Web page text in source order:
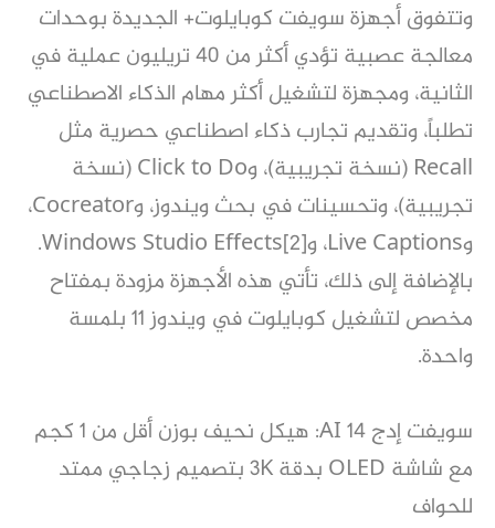
وتتفوق أجهزة سويفت كوبايلوت+ الجديدة بوحدات
معالجة عصبية تؤدي أكثر من 40 تريليون عملية في
الثانية، ومجهزة لتشغيل أكثر مهام الذكاء الاصطناعي
تطلباً، وتقديم تجارب ذكاء اصطناعي حصرية مثل
Recall (نسخة تجريبية)، وClick to Do (نسخة
تجريبية)، وتحسينات في بحث ويندوز، وCocreator،
وLive Captions، وWindows Studio Effects[2].
بالإضافة إلى ذلك، تأتي هذه الأجهزة مزودة بمفتاح
مخصص لتشغيل كوبايلوت في ويندوز 11 بلمسة
واحدة.
سويفت إدج 14 AI: هيكل نحيف بوزن أقل من 1 كجم
مع شاشة OLED بدقة 3K بتصميم زجاجي ممتد
للحواف